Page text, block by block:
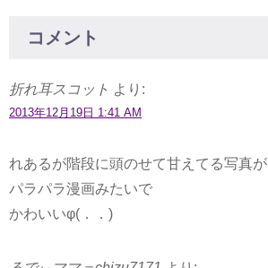
コメント
折れ耳スコット より:
2013年12月19日 1:41 AM
れあるが階段に頭のせて甘えてる写真が
パラパラ漫画みたいで
かわいいφ(．．)